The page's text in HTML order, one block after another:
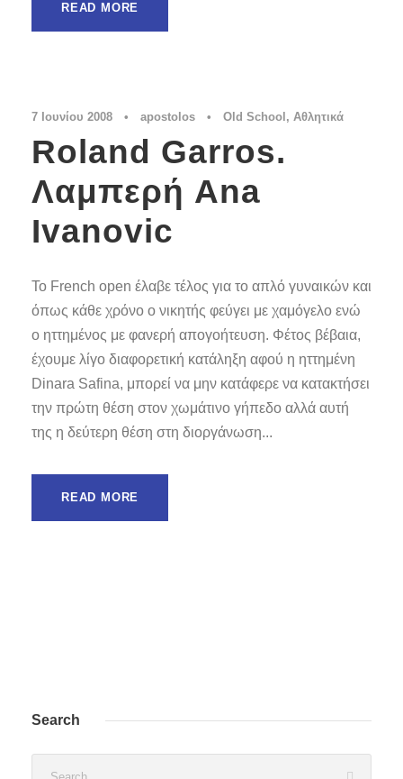
READ MORE
7 Ιουνίου 2008 • apostolos • Old School , Αθλητικά
Roland Garros.
Λαμπερή Ana
Ivanovic
Το French open έλαβε τέλος για το απλό γυναικών και
όπως κάθε χρόνο ο νικητής φεύγει με χαμόγελο ενώ
ο ηττημένος με φανερή απογοήτευση. Φέτος βέβαια,
έχουμε λίγο διαφορετική κατάληξη αφού η ηττημένη
Dinara Safina, μπορεί να μην κατάφερε να κατακτήσει
την πρώτη θέση στον χωμάτινο γήπεδο αλλά αυτή
της η δεύτερη θέση στη διοργάνωση...
READ MORE
Search